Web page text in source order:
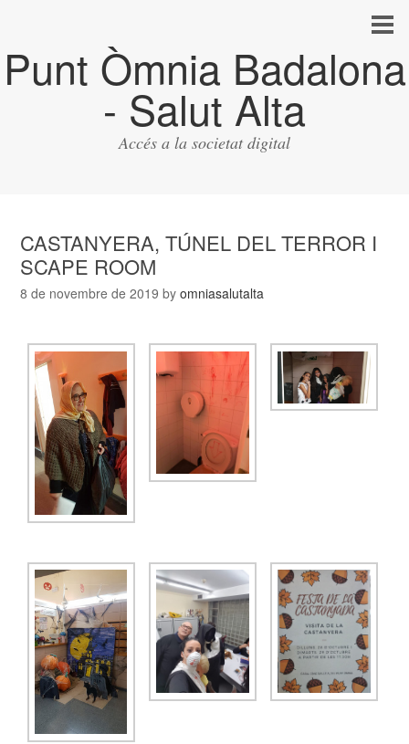
Punt Òmnia Badalona
- Salut Alta
Accés a la societat digital
CASTANYERA, TÚNEL DEL TERROR I
SCAPE ROOM
8 de novembre de 2019 byomniasalutalta